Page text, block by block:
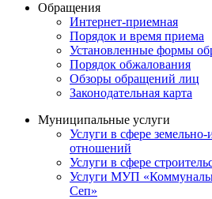
Обращения
Интернет-приемная
Порядок и время приема
Установленные формы
Порядок обжалования
Обзоры обращений лиц
Законодательная карта
Муниципальные услуги
Услуги в сфере
отношений
Услуги в сфере
Услуги МУП
Сеп»